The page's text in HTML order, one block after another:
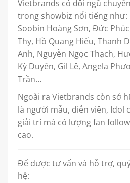
Vietbrands có đội ngũ
trong showbiz nổi tiếng như:
Soobin Hoàng Sơn, Đức
Thy, Hồ Quang Hiếu, Thanh
Anh, Nguyễn Ngọc Thạch,
Kỳ Duyên, Gil Lê, Angela
Trần…
Ngoài ra Vietbrands còn sở
là người mẫu, diễn viên, Idol
giải trí mà có lượng fan
cao.
Để được tư vấn và hỗ trợ,
hệ: